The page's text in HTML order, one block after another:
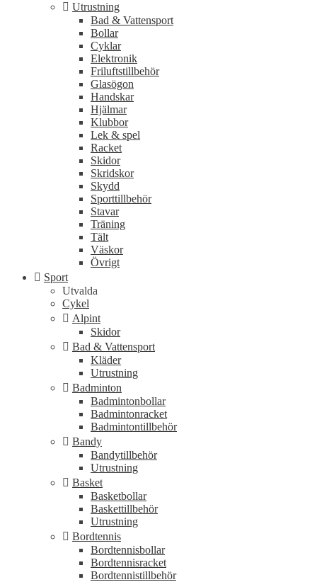
Utrustning
Bad & Vattensport
Bollar
Cyklar
Elektronik
Friluftstillbehör
Glasögon
Handskar
Hjälmar
Klubbor
Lek & spel
Racket
Skidor
Skridskor
Skydd
Sporttillbehör
Stavar
Träning
Tält
Väskor
Övrigt
Sport
Utvalda
Cykel
Alpint
Skidor
Bad & Vattensport
Kläder
Utrustning
Badminton
Badmintonbollar
Badmintonracket
Badmintontillbehör
Bandy
Bandytillbehör
Utrustning
Basket
Basketbollar
Baskettillbehör
Utrustning
Bordtennis
Bordtennisbollar
Bordtennisracket
Bordtennistillbehör